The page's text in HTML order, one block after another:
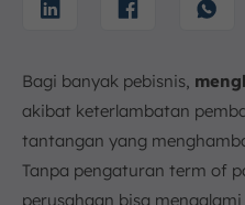
FAQ:
Bagi banyak pebisnis,
akibat keterlambatan
tantangan yang
Tanpa pengaturan term of
perusahaan bisa